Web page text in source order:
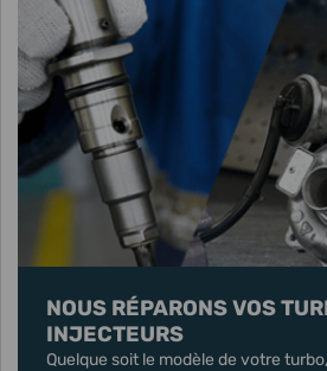
NOUS RÉPARONS VOS
INJECTEURS
Quelque soit le modèle de votre